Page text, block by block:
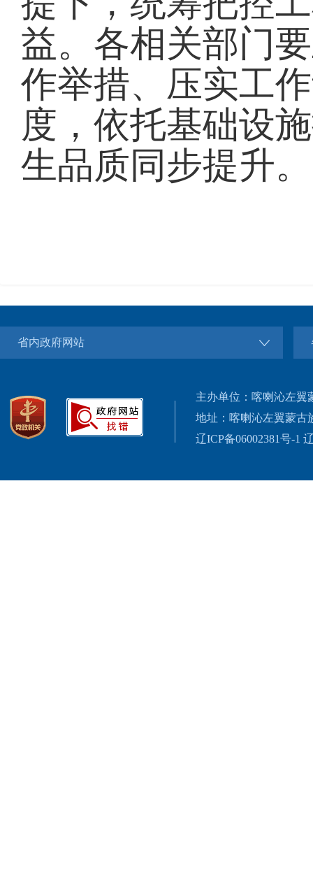
益。各相关部门
作举措、压实工
度，依托基础设
生品质同步提升
省内政府网站
主办单位：喀喇沁左翼
地址：喀喇沁左翼蒙古
辽ICP备06002381号-1